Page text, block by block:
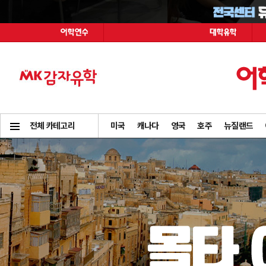
전체 카테고리 미국 캐나다 영국 호주 뉴질랜드